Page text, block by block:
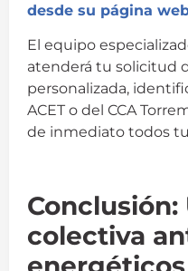
desde su página
El equipo
atenderá tu solicitud
personalizada,
ACET o del CCA
de inmediato todos
Conclusión:
colectiva